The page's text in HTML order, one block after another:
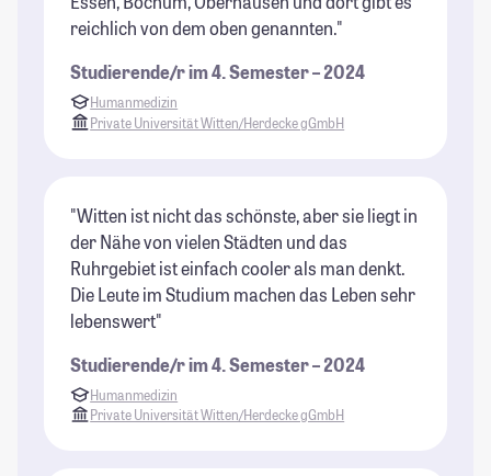
reichlich von dem oben genannten."
Studierende/r im 4. Semester – 2024
Humanmedizin
Private Universität Witten/Herdecke gGmbH
"Witten ist nicht das schönste, aber sie liegt in
der Nähe von vielen Städten und das
Ruhrgebiet ist einfach cooler als man denkt.
Die Leute im Studium machen das Leben sehr
lebenswert"
Studierende/r im 4. Semester – 2024
Humanmedizin
Private Universität Witten/Herdecke gGmbH